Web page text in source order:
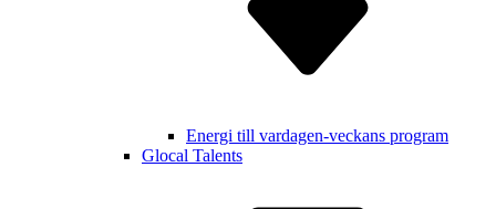
Energi till vardagen-veckans program
Glocal Talents